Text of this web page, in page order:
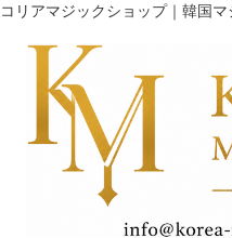
コリアマジックショップ｜韓国